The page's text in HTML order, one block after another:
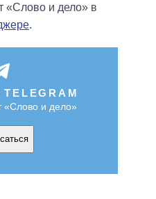
«Слово и дело» в
.
«Слово и дело»